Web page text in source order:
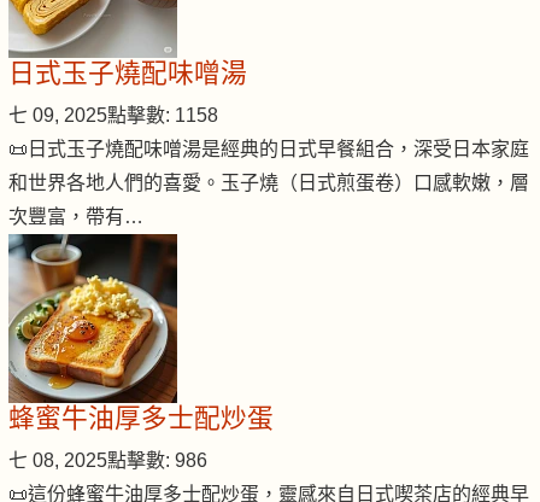
日式玉子燒配味噌湯
七 09, 2025點擊數: 1158
📜日式玉子燒配味噌湯是經典的日式早餐組合，深受日本家庭
和世界各地人們的喜愛。玉子燒（日式煎蛋卷）口感軟嫩，層
次豐富，帶有…
蜂蜜牛油厚多士配炒蛋
七 08, 2025點擊數: 986
📜這份蜂蜜牛油厚多士配炒蛋，靈感來自日式喫茶店的經典早